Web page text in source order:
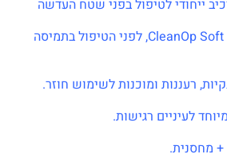
ייחודי לטיפול בפני שטח העדשה
מומלץ הניקוי ב – CleanOp Soft Soap, לפני הטיפול בתמיסה
רעננות ומוכנות לשימוש חוזר.
לעיניים רגישות.